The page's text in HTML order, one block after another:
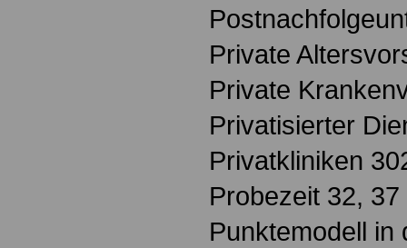
Private
Private
Privatisierter
Privatkliniken
Probezeit 32, 37
Punktemodell